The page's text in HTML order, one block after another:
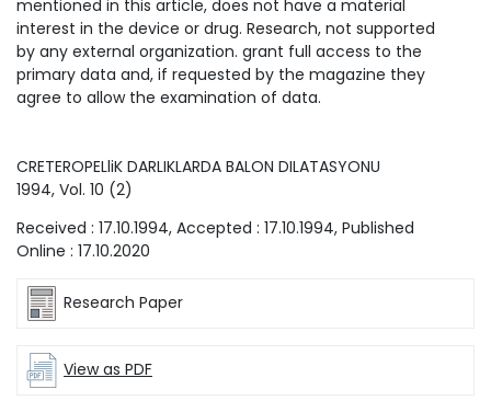
mentioned in this article, does not have a material
interest in the device or drug. Research, not supported
by any external organization. grant full access to the
primary data and, if requested by the magazine they
agree to allow the examination of data.
CRETEROPELliK DARLIKLARDA BALON DILATASYONU
1994, Vol. 10 (2)
Received : 17.10.1994, Accepted : 17.10.1994, Published
Online : 17.10.2020
Research Paper
View as PDF